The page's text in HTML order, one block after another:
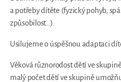
a potřeby dítěte (fyzický pohyb,
způsobilost…).
Usilujeme o úspěšnou adaptaci
Věková různorodost dětí ve
malý počet dětí ve skupině